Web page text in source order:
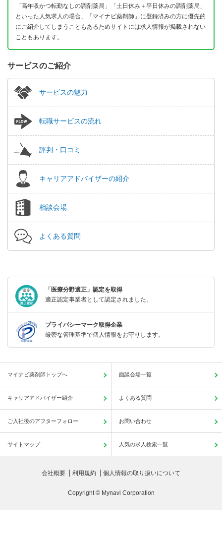
「高年収かつ転勤なしの調剤薬局」「土日休み＋平日休みの調剤薬局」
といった人気求人の場合、「マイナビ薬剤師」に登録済みの方に優先的
にご紹介してしまうこともあるためサイトには求人情報が掲載されない
こともあります。
サービスのご紹介
サービスの魅力
転職サービスの流れ
評判・口コミ
キャリアアドバイザーの紹介
相談会場
よくある質問
「医療分野適正」認定を取得
適正認定事業者として認定されました。
プライバシーマーク取得企業
厳密な管理基準で個人情報をお守りします。
マイナビ薬剤師トップへ 面談会場一覧
キャリアアドバイザー紹介 よくある質問
ご入社後のアフターフォロー お問い合わせ
サイトマップ 人気の求人検索一覧
会社概要 利用規約 個人情報の取り扱いについて
Copyright © Mynavi Corporation